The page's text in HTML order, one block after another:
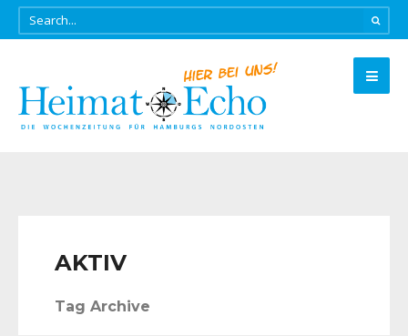
AKTIV
Tag Archive